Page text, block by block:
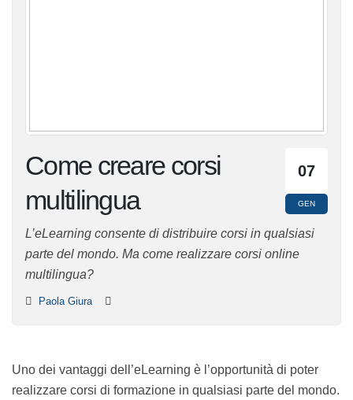
07
GEN
Come creare corsi
multilingua
L’eLearning consente di distribuire corsi in qualsiasi
parte del mondo. Ma come realizzare corsi online
multilingua?
Paola Giura
Uno dei vantaggi dell’eLearning è l’opportunità di poter
realizzare corsi di formazione in qualsiasi parte del